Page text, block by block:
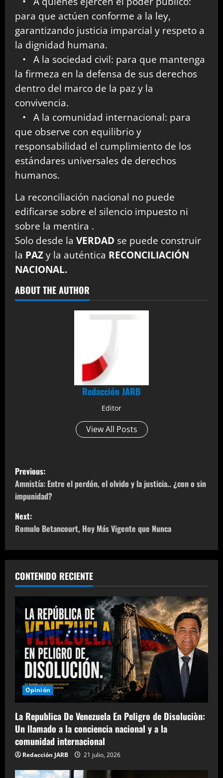
para que actúen conforme a la ley,
garantizando justicia imparcial y respeto a
la dignidad humana.
• A la sociedad civil: para que mantenga
la firmeza en la defensa de sus derechos
dentro del marco de la paz y la
convivencia.
• A la comunidad internacional: para
que observe con equilibrio y
responsabilidad el cumplimiento de los
estándares universales de derechos
humanos.
La reconciliación nacional no puede
edificarse sobre el silencio impuesto ni
sobre la mentira .
Solo desde la VERDAD se puede construir
la PAZ y la auténtica RECONCILIACIÓN
NACIONAL.
ABOUT THE AUTHOR
Redacción JARB
Editor
View All Posts
P
o
s
t
n
a
v
g
i
o
n
Previous:
Amnistía: Entre el perdón, el olvido y la justicia.. ¿con o sin
impunidad?
Next:
Romulo Betancourt, Hoy Más Vigente que Nunca
CONTENIDO RECIENTE
Opinión
La Republica De Venezuela En Peligro de Disoluciòn:
Un llamado a la conciencia nacional y a la
comunidad internacional
Redacción JARB 21 julio, 2026